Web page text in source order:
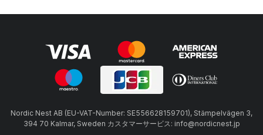
Nordic Nest AB (EU-VAT-Number: SE556628159701), Stämpelvägen 3,
394 70 Kalmar, Sweden カスタマーサービス: info@nordicnest.jp